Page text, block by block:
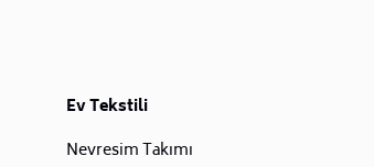
Ev Tekstili
Nevresim Takımı